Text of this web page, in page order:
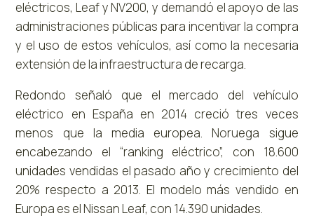
eléctricos, Leaf y NV200, y demandó el apoyo de las
administraciones públicas para incentivar la compra
y el uso de estos vehículos, así como la necesaria
extensión de la infraestructura de recarga.
Redondo señaló que el mercado del vehículo
eléctrico en España en 2014 creció tres veces
menos que la media europea. Noruega sigue
encabezando el “ranking eléctrico”, con 18.600
unidades vendidas el pasado año y crecimiento del
20% respecto a 2013. El modelo más vendido en
Europa es el Nissan Leaf, con 14.390 unidades.